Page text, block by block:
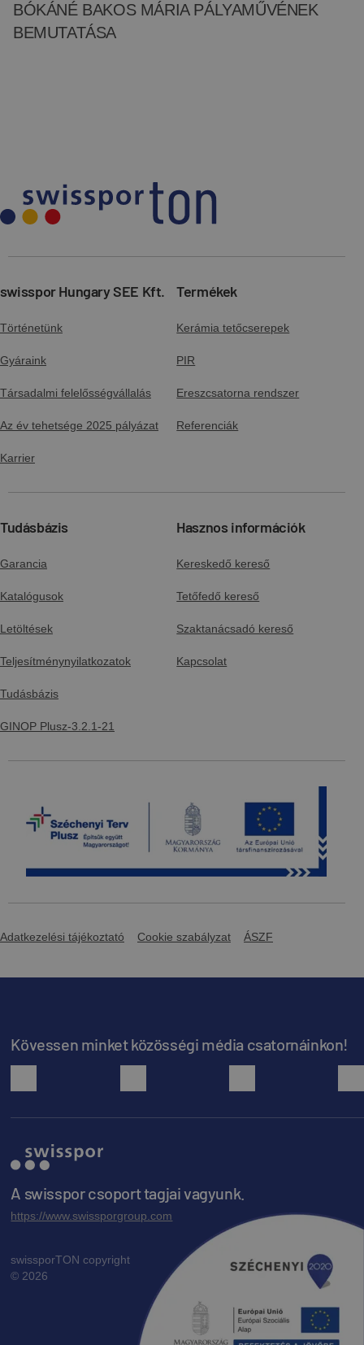
BÓKÁNÉ BAKOS MÁRIA PÁLYAMŰVÉNEK
BEMUTATÁSA
swisspor Hungary SEE Kft.
Történetünk
Gyáraink
Társadalmi felelősségvállalás
Az év tehetsége 2025 pályázat
Karrier
Termékek
Kerámia tetőcserepek
PIR
Ereszcsatorna rendszer
Referenciák
Tudásbázis
Garancia
Katalógusok
Letöltések
Teljesítménynyilatkozatok
Tudásbázis
GINOP Plusz-3.2.1-21
Hasznos információk
Kereskedő kereső
Tetőfedő kereső
Szaktanácsadó kereső
Kapcsolat
Adatkezelési tájékoztató Cookie szabályzat ÁSZF
Kövessen minket közösségi média csatornáinkon!
facebook youtube instagram
A swisspor csoport tagjai vagyunk.
https://www.swissporgroup.com
swissporTON copyright
© 2026